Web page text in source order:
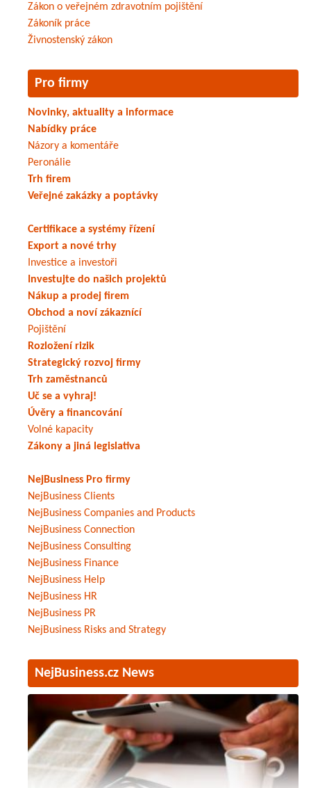
Zákon o veřejném zdravotním pojištění
Zákoník práce
Živnostenský zákon
Pro firmy
Novinky, aktuality a informace
Nabídky práce
Názory a komentáře
Peronálie
Trh firem
Veřejné zakázky a poptávky
Certifikace a systémy řízení
Export a nové trhy
Investice a investoři
Investujte do našich projektů
Nákup a prodej firem
Obchod a noví zákaznící
Pojištění
Rozložení rizik
Strategický rozvoj firmy
Trh zaměstnanců
Uč se a vyhraj!
Úvěry a financování
Volné kapacity
Zákony a jiná legislativa
NejBusiness Pro firmy
NejBusiness Clients
NejBusiness Companies and Products
NejBusiness Connection
NejBusiness Consulting
NejBusiness Finance
NejBusiness Help
NejBusiness HR
NejBusiness PR
NejBusiness Risks and Strategy
NejBusiness.cz News